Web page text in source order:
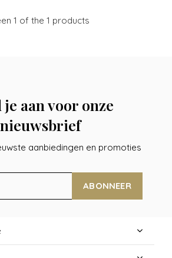
1 of the 1 products
aan voor onze
nieuwsbrief
aanbiedingen en promoties
ABONNEER